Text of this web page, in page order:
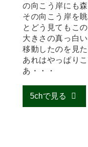
の向こう岸にも
その向こう岸を
とどう見てもこ
大きさの真っ白
移動したのを見
あれはやっぱり
あ・・・
5chで見る